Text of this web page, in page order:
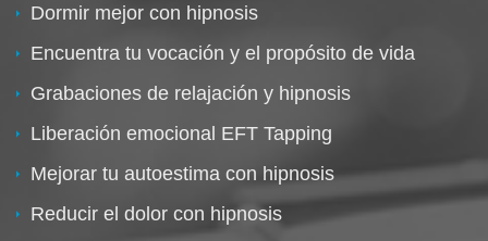
Dormir mejor con hipnosis
Encuentra tu vocación y el propósito de vida
Grabaciones de relajación y hipnosis
Liberación emocional EFT Tapping
Mejorar tu autoestima con hipnosis
Reducir el dolor con hipnosis